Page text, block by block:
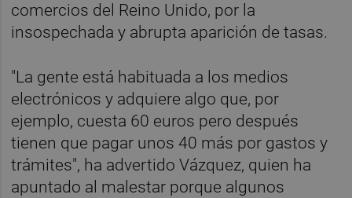
comercios del Reino Unido, por la
insospechada y abrupta aparición de tasas.
"La gente está habituada a los medios
electrónicos y adquiere algo que, por
ejemplo, cuesta 60 euros pero después
tienen que pagar unos 40 más por gastos y
trámites", ha advertido Vázquez, quien ha
apuntado al malestar porque algunos